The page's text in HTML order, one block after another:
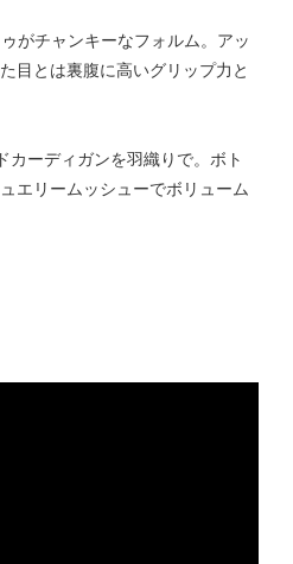
がチャンキーなフォルム。アッ
目とは裏腹に高いグリップ力と
カーディガンを羽織りで。ボト
エリームッシューでボリューム